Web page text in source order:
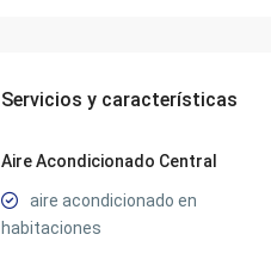
Servicios y características
Aire Acondicionado Central
aire acondicionado en
habitaciones